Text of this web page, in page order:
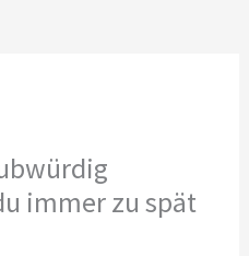
immer zu spät